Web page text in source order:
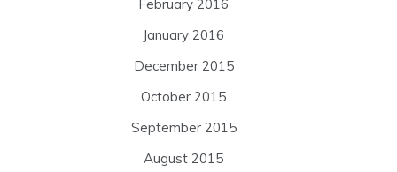
February 2016
January 2016
December 2015
October 2015
September 2015
August 2015